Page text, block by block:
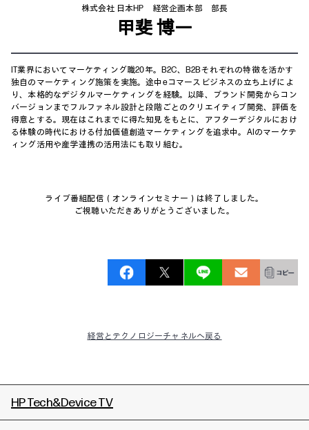
株式会社 日本HP 経営企画本部 部長
甲斐 博一
IT業界においてマーケティング職20年。B2C、B2Bそれぞれの特徴を活かす
独自のマーケティング施策を実施。途中eコマースビジネスの立ち上げによ
り、本格的なデジタルマーケティングを経験。以降、ブランド開発からコン
バージョンまでフルファネル設計と段階ごとのクリエイティブ開発、評価を
得意とする。現在はこれまでに得た知見をもとに、アフターデジタルにおけ
る体験の時代における付加価値創造マーケティングを追求中。AIのマーケテ
ィング活用や産学連携の活用法にも取り組む。
ライブ番組配信（オンラインセミナー）は終了しました。
ご視聴いただきありがとうございました。
経営とテクノロジーチャネルへ戻る
HP Tech&Device TV